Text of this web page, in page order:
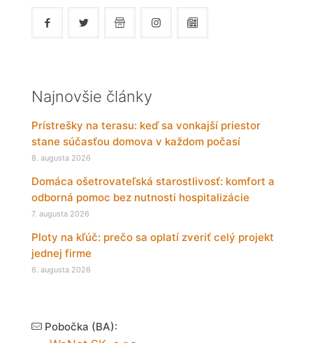
Najnovšie články
Prístrešky na terasu: keď sa vonkajší priestor
stane súčasťou domova v každom počasí
8. augusta 2026
Domáca ošetrovateľská starostlivosť: komfort a
odborná pomoc bez nutnosti hospitalizácie
7. augusta 2026
Ploty na kľúč: prečo sa oplatí zveriť celý projekt
jednej firme
6. augusta 2026
Pobočka (BA):